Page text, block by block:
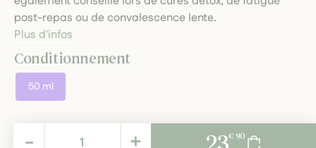
post-repas ou de convalescence lente.
Plus d'infos
Conditionnement
50 ml
23,90 € TTC
€ 90